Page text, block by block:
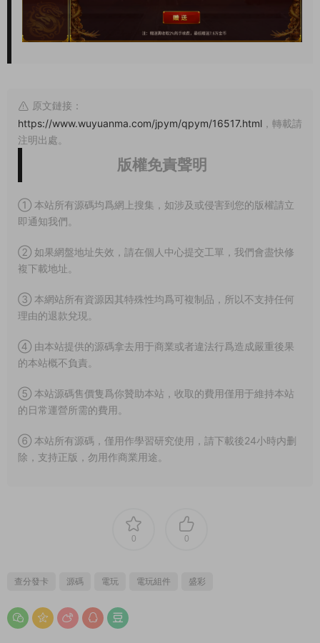
原文鏈接：
https://www.wuyuanma.com/jpym/qpym/16517.html ，轉載請
注明出處。
版權免責聲明
① 本站所有源碼均爲網上搜集，如涉及或侵害到您的版權請立
即通知我們。
② 如果網盤地址失效，請在個人中心提交工單，我們會盡快修
複下載地址。
③ 本網站所有資源因其特殊性均爲可複制品，所以不支持任何
理由的退款兌現。
④ 由本站提供的源碼拿去用于商業或者違法行爲造成嚴重後果
的本站概不負責。
⑤ 本站源碼售價隻爲你贊助本站，收取的費用僅用于維持本站
的日常運營所需的費用。
⑥ 本站所有源碼，僅用作學習研究使用，請下載後24小時内删
除，支持正版，勿用作商業用途。
0 0
查分發卡 源碼 電玩 電玩組件 盛彩